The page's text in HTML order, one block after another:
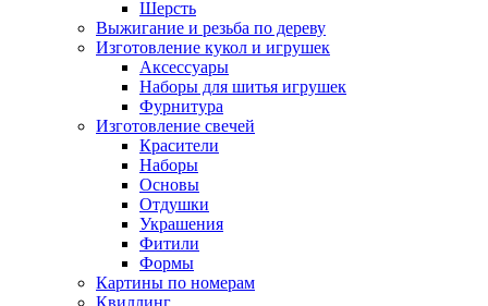
Шерсть
Выжигание и резьба по дереву
Изготовление кукол и игрушек
Аксессуары
Наборы для шитья игрушек
Фурнитура
Изготовление свечей
Красители
Наборы
Основы
Отдушки
Украшения
Фитили
Формы
Картины по номерам
Квиллинг